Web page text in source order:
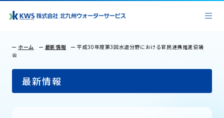
ホーム 最新情報
平成30年度第3回水道分野における官民連携推進協議
会
最新情報